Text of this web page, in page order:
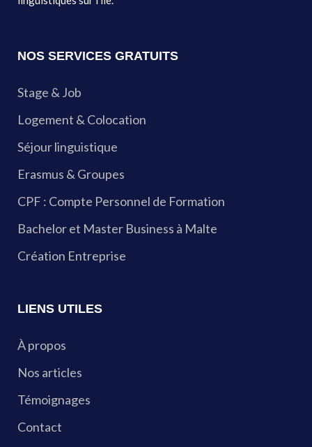
NOS SERVICES GRATUITS
Stage & Job
Logement & Colocation
Séjour linguistique
Erasmus & Groupes
CPF : Compte Personnel de Formation
Bachelor et Master Business à Malte
Création Entreprise
LIENS UTILES
À propos
Nos articles
Témoignages
Contact